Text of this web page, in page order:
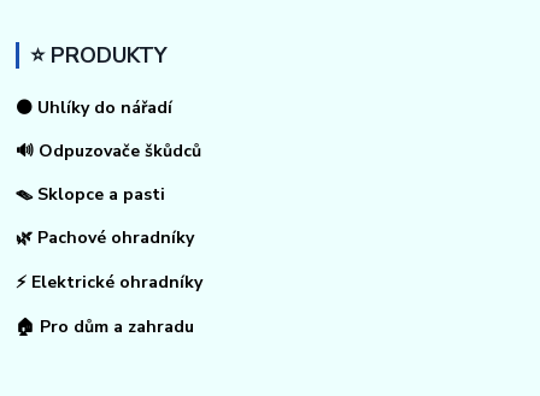
⭐ PRODUKTY
⚫ Uhlíky do nářadí
🔊 Odpuzovače škůdců
🪤 Sklopce a pasti
🌿 Pachové ohradníky
⚡ Elektrické ohradníky
🏠 Pro dům a zahradu